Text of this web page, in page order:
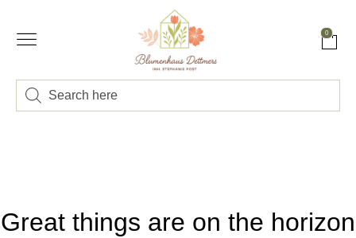
0
Great things are on the horizon